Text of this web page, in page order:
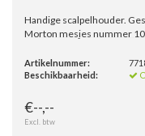
Handige scalpelhouder.
Morton mesjes nummer
Artikelnummer:
Beschikbaarheid:
€--,--
Excl. btw